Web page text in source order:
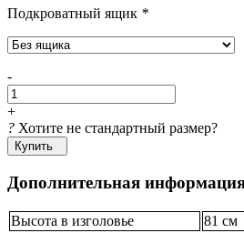
Подкроватный ящик *
-
+
? Хотите не стандартный размер?
Купить
Дополнительная
Высота в изголовье
81 см